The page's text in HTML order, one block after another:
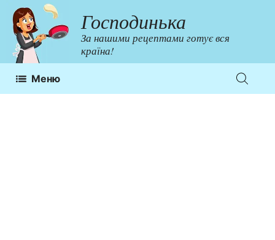
Перейти
до
контенту
Господинька
За нашими рецептами готує вся
країна!
Меню